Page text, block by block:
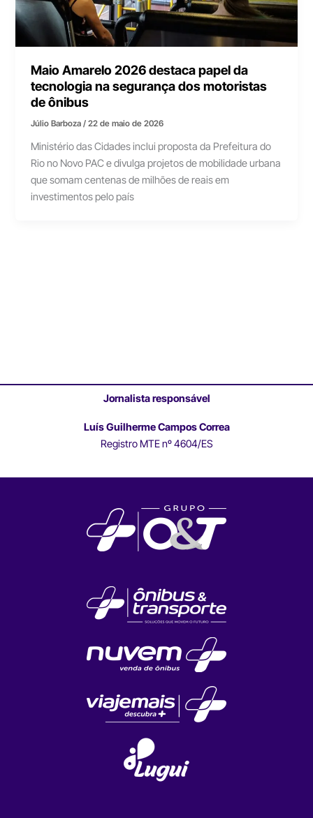
Maio Amarelo 2026 destaca papel da
tecnologia na segurança dos motoristas
de ônibus
Júlio Barboza/22 de maio de 2026
Ministério das Cidades inclui proposta da Prefeitura do
Rio no Novo PAC e divulga projetos de mobilidade urbana
que somam centenas de milhões de reais em
investimentos pelo país
Jornalista responsável
Luís Guilherme Campos Correa
Registro MTE nº 4604/ES